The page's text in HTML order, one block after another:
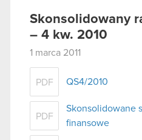
Skonsolidowany
– 4 kw. 2010
1 marca 2011
PDF QS4/2010
PDF
Skonsolidowane
finansowe